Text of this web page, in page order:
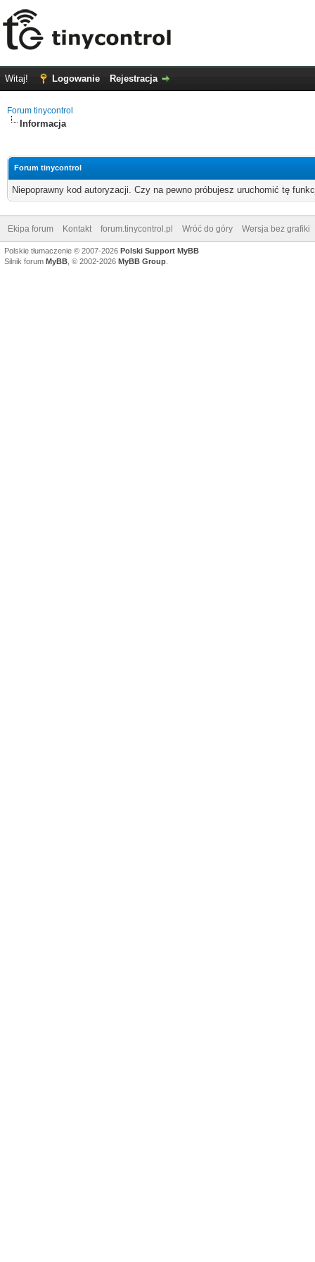
Witaj! Logowanie Rejestracja
Forum tinycontrol
Informacja
Forum tinycontrol
Niepoprawny kod autoryzacji. Czy na pewno próbujesz uruchomić tę
Ekipa forum Kontakt forum.tinycontrol.pl Wróć do góry Wersja bez grafiki
Polskie tłumaczenie © 2007-2026 Polski Support MyBB
Silnik forum MyBB , © 2002-2026 MyBB Group